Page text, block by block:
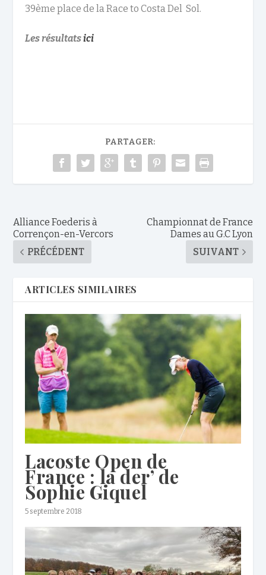
39ème place de la Race to Costa Del Sol.
Les résultatsici
PARTAGER:
Alliance Foederis à
Corrençon-en-Vercors
PRÉCÉDENT
Championnat de France
Dames au G.C Lyon
SUIVANT
ARTICLES SIMILAIRES
Lacoste Open de
France : la der’ de
Sophie Giquel
5 septembre 2018